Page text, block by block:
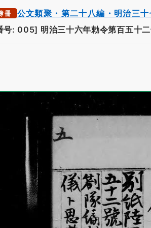
冊 公文類聚・第二十八編・明治三
号: 005] 明治三十六年勅令第百五十